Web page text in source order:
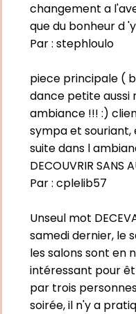
changement a
que du bonheur d
Par : stephloulo
piece principale (
dance petite aussi
ambiance !!! :)
sympa et souriant,
suite dans l
DECOUVRIR SANS
Par : cplelib57
Unseul mot
samedi dernier, le
les salons sont en
intéressant pour
par trois
soirée, il n'y a